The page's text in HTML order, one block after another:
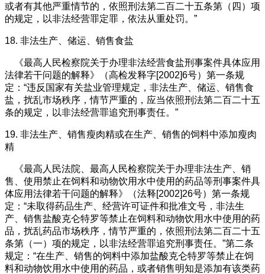
或者有其他严重情节的，依照刑法第二百二十五条第（四）项
的规定，以非法经营罪定罪，依法从重处罚。”
18. 非法生产、储运、销售食盐
《最高人民检察院关于办理非法经营食盐刑事案件具体应用
法律若干问题的解释》（高检发释字[2002]6号）第一条规
定：“违反国家有关盐业管理规定，非法生产、储运、销售食
盐，扰乱市场秩序，情节严重的，应当依照刑法第二百二十五
条的规定，以非法经营罪追究刑事责任。”
19. 非法生产、销售瘦肉精或在生产、销售的饲料中添加瘦肉
精
《最高人民法院、最高人民检察院关于办理非法生产、销
售、使用禁止在饲料和动物饮用水中使用的药品等刑事案件具
体应用法律若干问题的解释》（法释[2002]26号）第一条规
定：“未取得药品生产、经营许可证件和批准文号，非法生
产、销售盐酸克仑特罗等禁止在饲料和动物饮用水中使用的药
品，扰乱药品市场秩序，情节严重的，依照刑法第二百二十五
条第（一）项的规定，以非法经营罪追究刑事责任。”第二条
规定：“在生产、销售的饲料中添加盐酸克仑特罗等禁止在饲
料和动物饮用水中使用的药品，或者销售明知是添加有该类药